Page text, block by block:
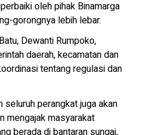
oleh pihak Binamarga
gorongnya lebih lebar.
Dewanti Rumpoko,
daerah, kecamatan dan
tentang regulasi dan
seluruh perangkat juga akan
mengajak masyarakat
berada di bantaran sungai,